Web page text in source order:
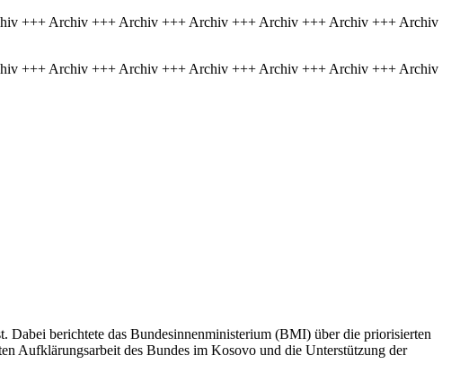
+++ Archiv +++ Archiv +++ Archiv +++ Archiv +++ Archiv +++ Archiv
+++ Archiv +++ Archiv +++ Archiv +++ Archiv +++ Archiv +++ Archiv
berichtete das Bundesinnenministerium (BMI) über die priorisierten
Aufklärungsarbeit des Bundes im Kosovo und die Unterstützung der